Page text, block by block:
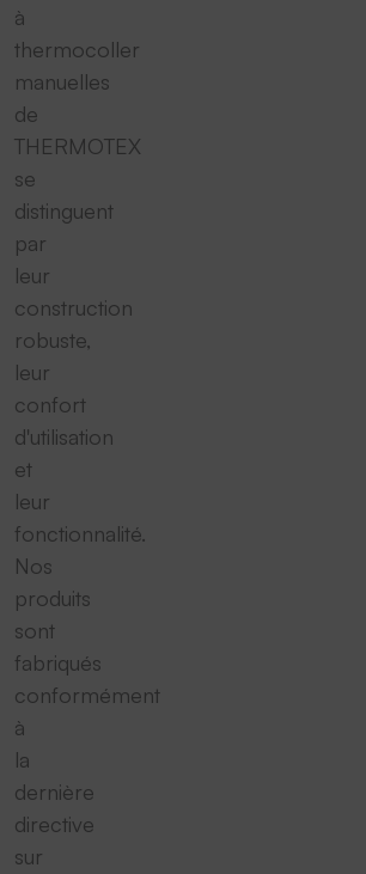
à
thermocoller
manuelles
de
THERMOTEX
se
distinguent
par
leur
construction
robuste,
leur
confort
d'utilisation
et
leur
fonctionnalité.
Nos
produits
sont
fabriqués
conformément
à
la
dernière
directive
sur